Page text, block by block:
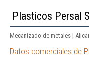
Plasticos Persal
Mecanizado de metales |
Datos comerciales de